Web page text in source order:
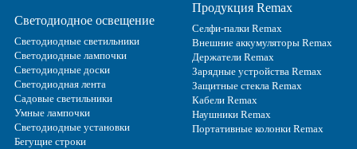
Светодиодное освещение
Светодиодные светильники
Светодиодные лампочки
Светодиодные доски
Светодиодная лента
Садовые светильники
Умные лампочки
Светодиодные установки
Бегущие строки
Продукция Remax
Селфи-палки Remax
Внешние аккумуляторы Remax
Держатели Remax
Зарядные устройства Remax
Защитные стекла Remax
Кабели Remax
Наушники Remax
Портативные колонки Remax